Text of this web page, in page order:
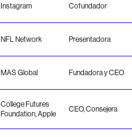
Instagram Cofundador
NFL Network Presentadora
MAS Global Fundadora y CEO
College Futures
Foundation, Apple
CEO, Consejera